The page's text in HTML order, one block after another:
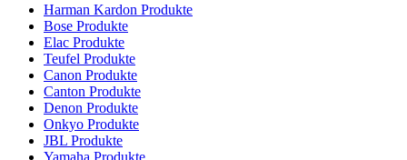
Harman Kardon Produkte
Bose Produkte
Elac Produkte
Teufel Produkte
Canon Produkte
Canton Produkte
Denon Produkte
Onkyo Produkte
JBL Produkte
Yamaha Produkte